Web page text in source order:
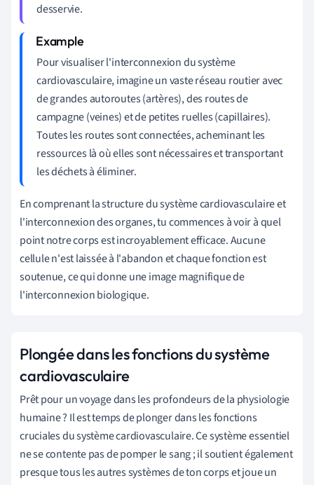
desservie.
Pour visualiser l'interconnexion du système
cardiovasculaire, imagine un vaste réseau routier avec
de grandes autoroutes (artères), des routes de
campagne (veines) et de petites ruelles (capillaires).
Toutes les routes sont connectées, acheminant les
ressources là où elles sont nécessaires et transportant
les déchets à éliminer.
En comprenant la structure du système cardiovasculaire et
l'interconnexion des organes, tu commences à voir à quel
point notre corps est incroyablement efficace. Aucune
cellule n'est laissée à l'abandon et chaque fonction est
soutenue, ce qui donne une image magnifique de
l'interconnexion biologique.
Plongée dans les fonctions du système
cardiovasculaire
Prêt pour un voyage dans les profondeurs de la physiologie
humaine ? Il est temps de plonger dans les fonctions
cruciales du système cardiovasculaire. Ce système essentiel
ne se contente pas de pomper le sang ; il soutient également
presque tous les autres systèmes de ton corps et joue un